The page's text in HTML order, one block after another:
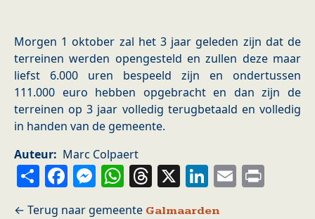
Morgen 1 oktober zal het 3 jaar geleden zijn dat de
terreinen werden opengesteld en zullen deze maar
liefst 6.000 uren bespeeld zijn en ondertussen
111.000 euro hebben opgebracht en dan zijn de
terreinen op 3 jaar volledig terugbetaald en volledig
in handen van de gemeente.
Auteur
Marc Colpaert
ShareFacebook
Messenger
WhatsApp
Threads
X LinkedIn
Email
Galmaarden